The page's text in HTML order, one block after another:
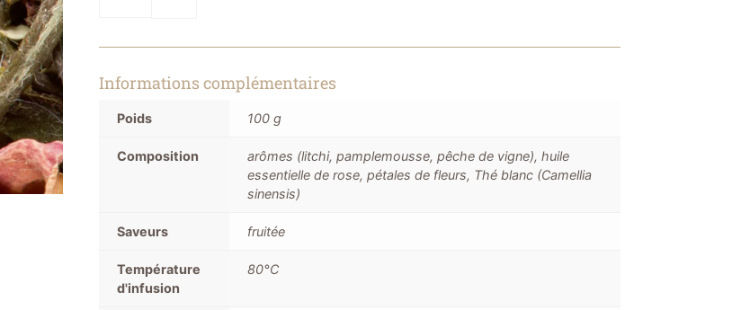
Informations complémentaires
Poids 100 g
Composition
arômes (litchi, pamplemousse, pêche de vigne), huile
essentielle de rose, pétales de fleurs, Thé blanc (Camellia
sinensis)
Saveurs fruitée
Température
d'infusion
80°C